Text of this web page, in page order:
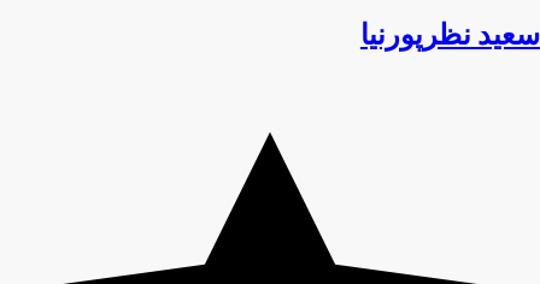
سعید نظرپورنیا